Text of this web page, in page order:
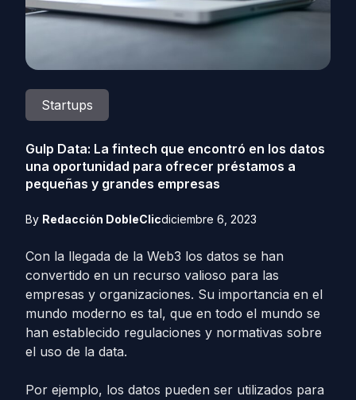
Startups
Gulp Data: La fintech que encontró en los datos
una oportunidad para ofrecer préstamos a
pequeñas y grandes empresas
By Redacción DobleClicdiciembre 6, 2023
Con la llegada de la Web3 los datos se han
convertido en un recurso valioso para las
empresas y organizaciones. Su importancia en el
mundo moderno es tal, que en todo el mundo se
han establecido regulaciones y normativas sobre
el uso de la data.
Por ejemplo, los datos pueden ser utilizados para